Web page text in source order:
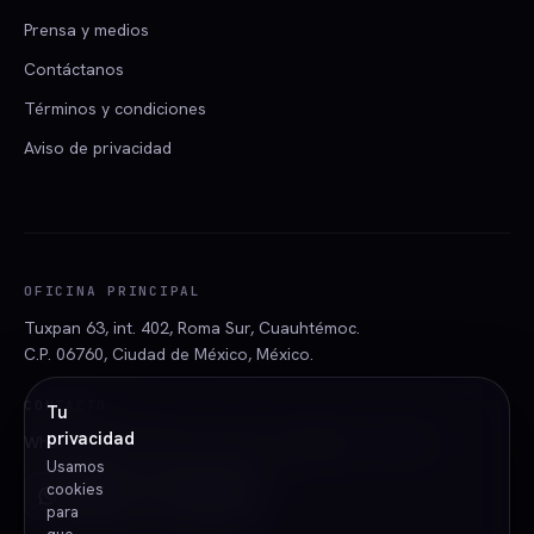
Prensa y medios
Contáctanos
Términos y condiciones
Aviso de privacidad
OFICINA PRINCIPAL
Tuxpan 63, int. 402, Roma Sur, Cuauhtémoc.
C.P. 06760, Ciudad de México, México.
CONTACTO
WhatsApp · Facebook · TikTok · Instagram · YouTube
Tu
privacidad
Usamos
cookies
para